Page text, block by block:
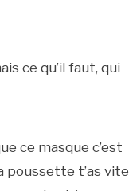
ce qu’il faut, qui
ce masque c’est
poussette t’as vite